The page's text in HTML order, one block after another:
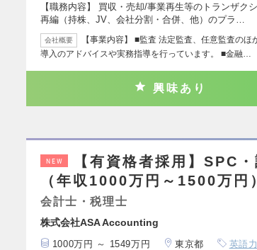
【職務内容】 買収・売却/事業再生等のトランザク
再編（持株、JV、会社分割・合併、他）のプラ…
会社概要
【事業内容】 ■監査 法定監査、任意監査のほ
導入のアドバイスや実務指導を行っています。 ■金融…
興味あり
NEW
【有資格者採用】SPC
（年収1000万円～1500万円
会計士・税理士
株式会社ASA Accounting
1000万円 ～ 1549万円 東京都 英語